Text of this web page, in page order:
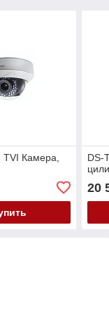
TVI Камера,
DS-
20